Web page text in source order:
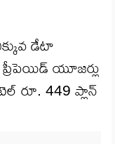
డేటా
యూజర్లు
రూ. 449 ప్లాన్